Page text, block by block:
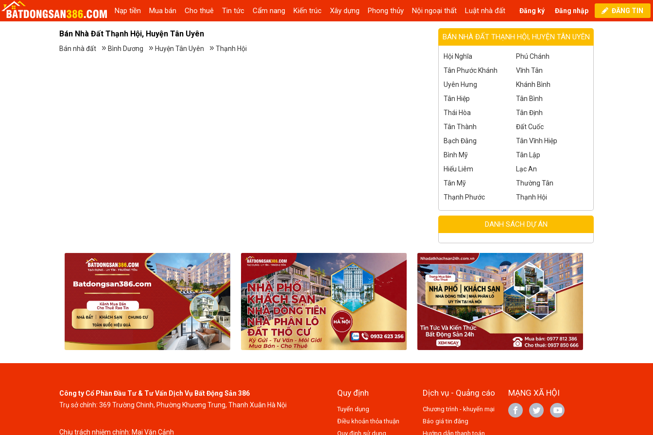
Nạp tiền Mua bán Cho thuê Tin tức Cẩm nang Kiến trúc Xây dựng Phong thủy Nội ngoại thất Luật nhà đất ĐĂNG TIN
Đăng nhập
Đăng ký
Bán Nhà Đất Thạnh Hội, Huyện Tân Uyên
Bán nhà đất Bình Dương Huyện Tân Uyên Thạnh Hội
BÁN NHÀ ĐẤT THẠNH HỘI, HUYỆN TÂN UYÊN
Hội Nghĩa
Phú Chánh
Tân Phước Khánh
Vĩnh Tân
Uyên Hưng
Khánh Bình
Tân Hiệp
Tân Bình
Thái Hòa
Tân Định
Tân Thành
Đất Cuốc
Bạch Đằng
Tân Vĩnh Hiệp
Bình Mỹ
Tân Lập
Hiếu Liêm
Lạc An
Tân Mỹ
Thường Tân
Thạnh Phước
Thạnh Hội
DANH SÁCH DỰ ÁN
Công ty Cổ Phần Đầu Tư & Tư Vấn Dịch Vụ Bất Động Sản 386
Trụ sở chính: 369 Trường Chinh, Phường Khương Trung, Thanh Xuân Hà Nội
Chịu trách nhiệm chính: Mai Văn Cảnh
Quy định
Tuyển dụng
Điều khoản thỏa thuận
Quy định sử dụng
Dịch vụ - Quảng cáo
Chương trình - khuyến mại
Báo giá tin đăng
Hướng dẫn thanh toán
MẠNG XÃ HỘI